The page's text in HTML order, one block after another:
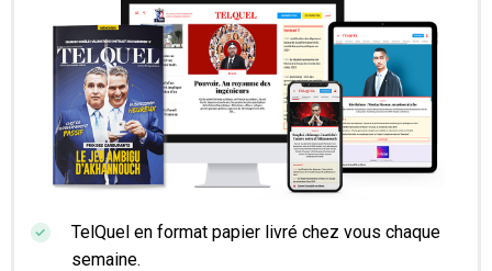
TelQuel en format papier livré chez vous chaque
semaine.